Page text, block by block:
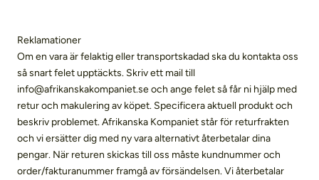
Reklamationer
Om en vara är felaktig eller transportskadad ska du kontakta oss
så snart felet upptäckts. Skriv ett mail till
info@afrikanskakompaniet.se och ange felet så får ni hjälp med
retur och makulering av köpet. Specificera aktuell produkt och
beskriv problemet. Afrikanska Kompaniet står för returfrakten
och vi ersätter dig med ny vara alternativt återbetalar dina
pengar. När returen skickas till oss måste kundnummer och
order/fakturanummer framgå av försändelsen. Vi återbetalar